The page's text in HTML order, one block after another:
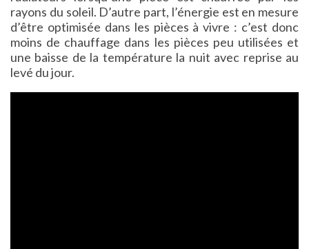
rayons du soleil. D’autre part, l’énergie est en mesure
d’être optimisée dans les pièces à vivre : c’est donc
moins de chauffage dans les pièces peu utilisées et
une baisse de la température la nuit avec reprise au
levé du jour.